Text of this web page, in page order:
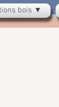
bois ▼